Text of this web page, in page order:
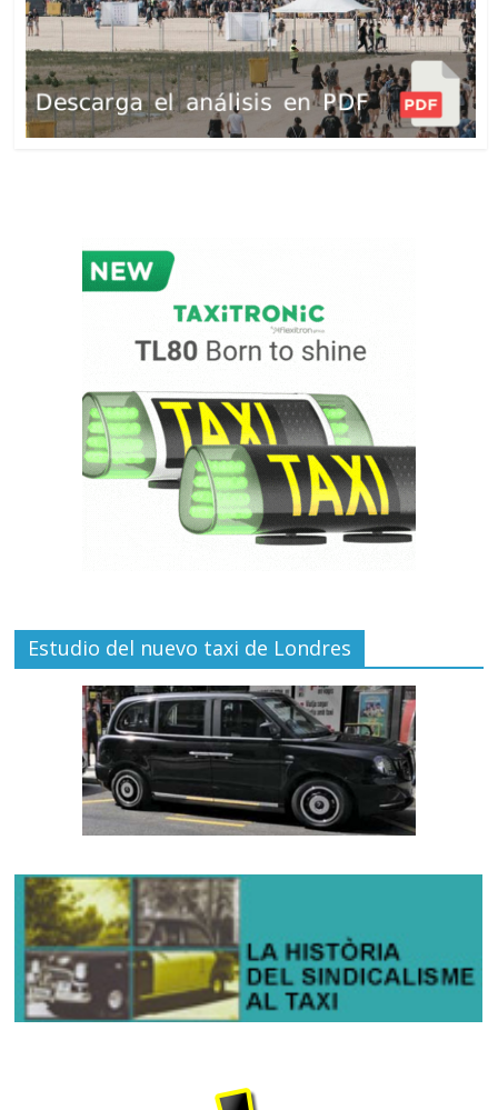
Estudio del nuevo taxi de Londres